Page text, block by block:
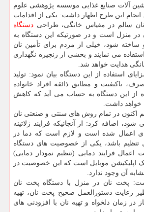
آلات صنایع غذایی موسسه پژوهشی علوم
انجام این طرح اظهار داشت: یکی از اقدامات
نان سالم در مقیاس خانگی، طراحی دستگاه
منزل است و در صورتیکه این دستگاه به
شود، خیلی از مردم برای تأمین نان
می نمایند و بخشی از زنجیره نگهداری
هدایت خواهد شد.
استفاده از این دستگاه بیان نمود: تولید
باکیفیت و مطابق ذائقه افراد خانواده
از این دستگاه به حساب می آید که کاهش
خواهد داشت.
اکنون در تمام روش های سنتی و صنعتی نان
اضافه کرد: از آنجائیکه فرایند ژلاتینه
اعمال شده است و لازم است که دما در
تنظیم باشد، یکی از خصوصیت های دستگاه
اعمال فرایند دمایی (تنظیم نمودار دمایی)
اپلیکیشن موبایل است که این خصوصیت در
آن وجود ندارد.
پخت نان در منزل با دستگاه پخت نان
رعایت دستورالعمل صحیح پخت نان، تهیه
در زمان دلخواه و تهیه نان با افزودنی های